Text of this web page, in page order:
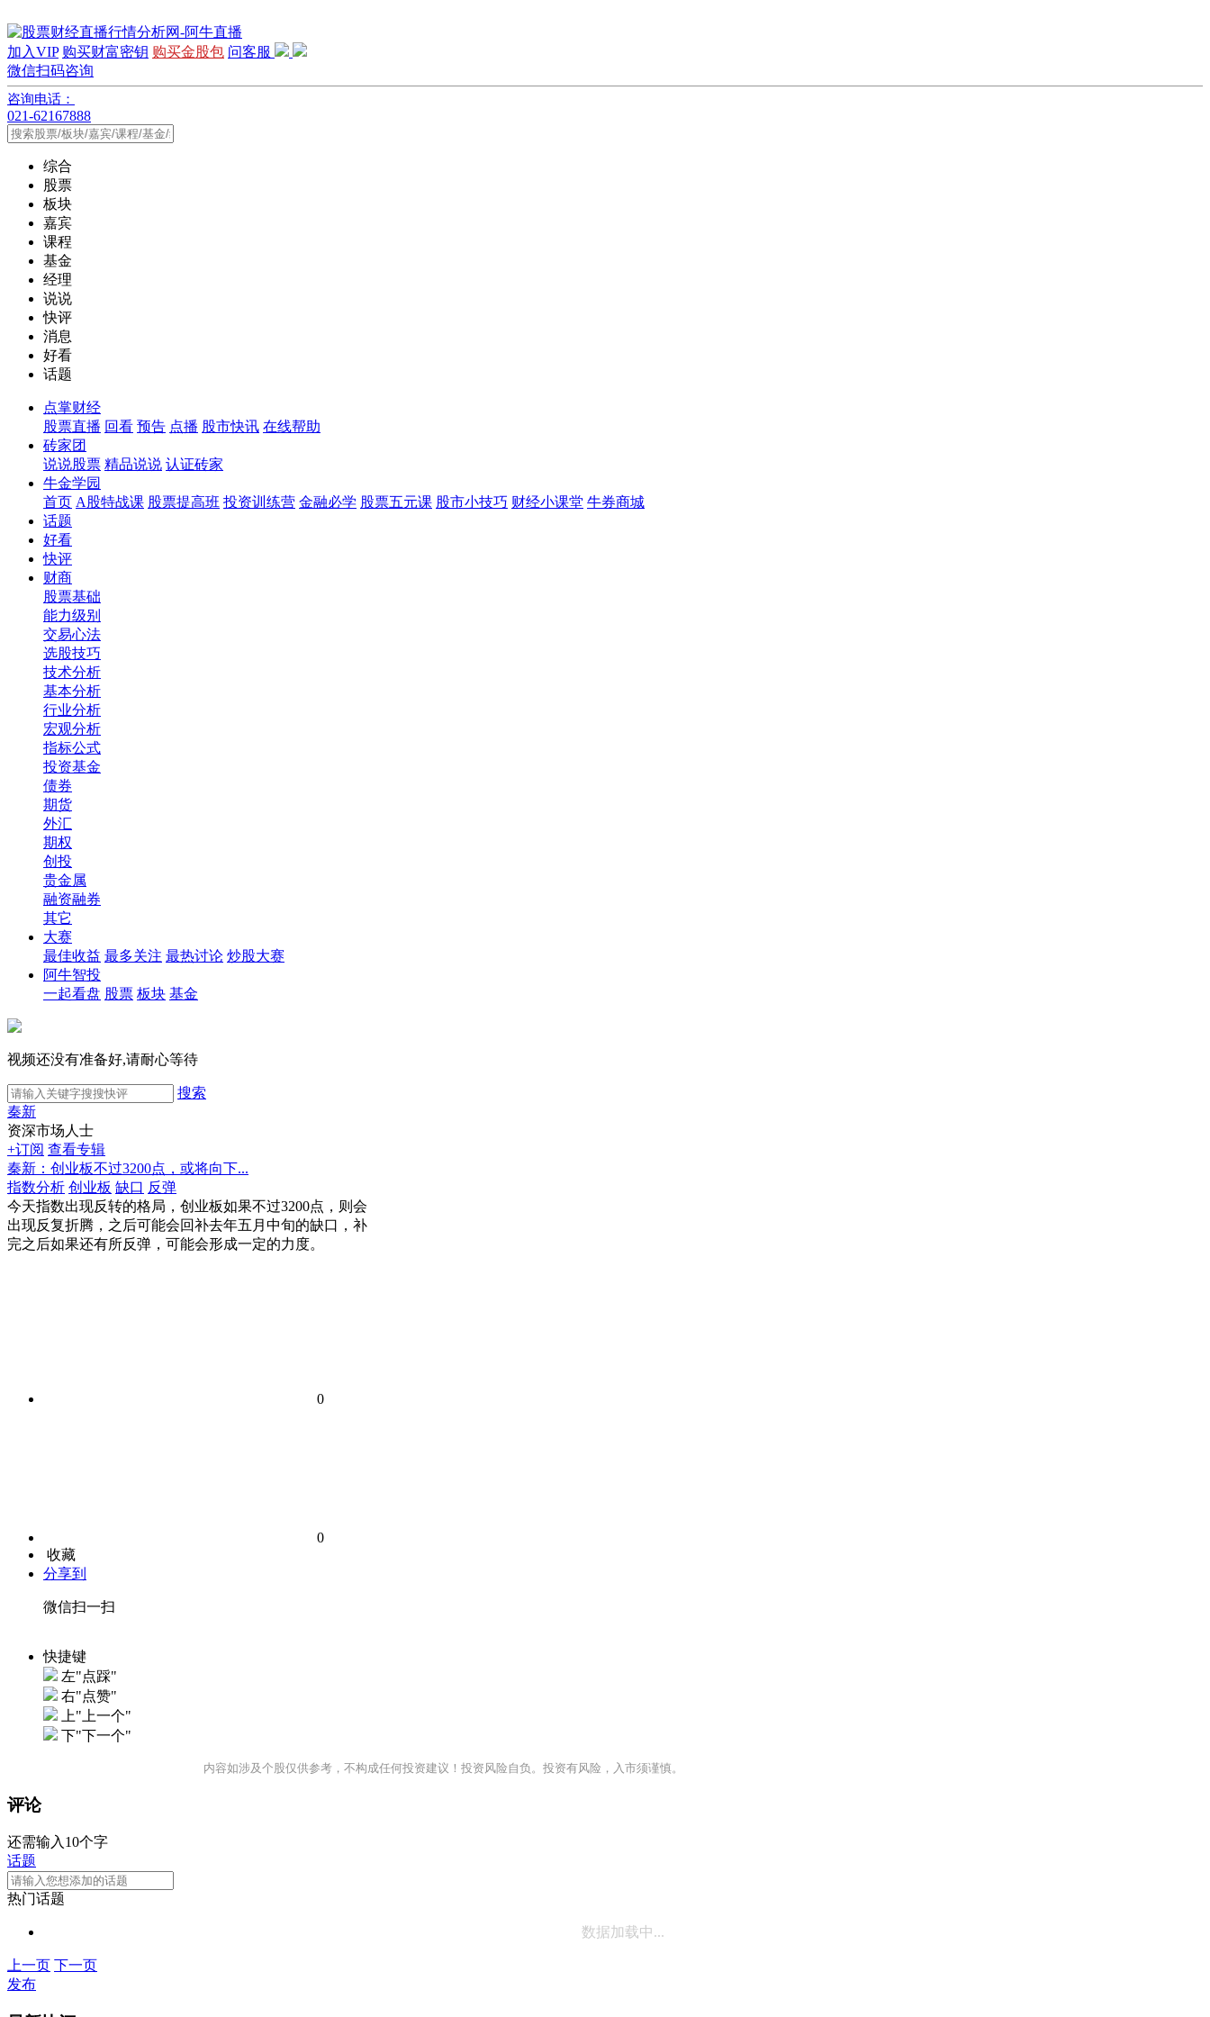
加入VIP 购买财富密钥 购买金股包 问客服
微信扫码咨询
咨询电话：
021-62167888
综合
股票
板块
嘉宾
课程
基金
经理
说说
快评
消息
好看
话题
点掌财经
股票直播 回看 预告 点播 股市快讯 在线帮助
砖家团
说说股票 精品说说 认证砖家
牛金学园
首页 A股特战课 股票提高班 投资训练营 金融必学 股票五元课 股市小技巧 财经小课堂 牛券商城
话题
好看
快评
财商
股票基础
能力级别
交易心法
选股技巧
技术分析
基本分析
行业分析
宏观分析
指标公式
投资基金
债券
期货
外汇
期权
创投
贵金属
融资融券
其它
大赛
最佳收益 最多关注 最热讨论 炒股大赛
阿牛智投
一起看盘 股票 板块 基金
视频还没有准备好,请耐心等待
搜索
秦新
资深市场人士
+订阅 查看专辑
秦新：创业板不过3200点，或将向下...
指数分析 创业板 缺口 反弹
今天指数出现反转的格局，创业板如果不过3200点，则会
出现反复折腾，之后可能会回补去年五月中旬的缺口，补
完之后如果还有所反弹，可能会形成一定的力度。
0
0
收藏
分享到
微信扫一扫
快捷键
左"点踩"
右"点赞"
上"上一个"
下"下一个"
内容如涉及个股仅供参考，不构成任何投资建议！投资风险自负。投资有风险，入市须谨慎。
评论
还需输入10个字
话题
热门话题
数据加载中...
上一页 下一页
发布